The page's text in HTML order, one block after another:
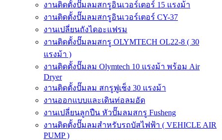
งานติดตั้งปั๊มลมสกรูอินเวอร์เตอร์ 15 แรงม้า
งานติดตั้งปั๊มลมสกรูอินเวอร์เตอร์ CY-37
งานเปลี่ยนถังไดอะแฟรม
งานติดตั้งปั๊มลมสกรู OLYMTECH OL22-8 ( 30
แรงม้า )
งานติดตั้งปั๊มลม Olymtech 10 แรงม้า พร้อม Air
Dryer
งานติดตั้งปั๊มลม สกรูฟูเช็ง 30 แรงม้า
งานออกแบบและเดินท่อลมอัด
งานเปลี่ยนลูกปืน หัวปั๊มลมสกรู Fusheng
งานติดตั้งปั๊มลมสำหรับรถบัสไฟฟ้า ( VEHICLE AIR
PUMP )